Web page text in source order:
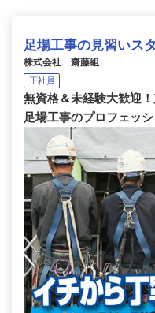
足場工事の見習いス
株式会社 齋藤組
正社員
無資格＆未経験大歓迎
足場工事のプロフェッ